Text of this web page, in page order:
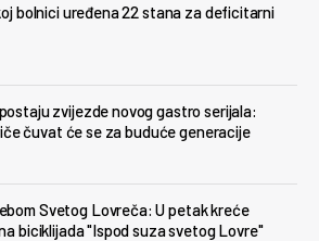
bolnici uređena 22 stana za deficitarni
zvijezde novog gastro serijala:
čuvat će se za buduće generacije
Svetog Lovreča: U petak kreće
biciklijada "Ispod suza svetog Lovre"